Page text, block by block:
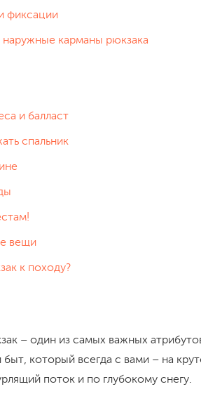
фиксации
наружные карманы рюкзака
и балласт
спальник
вещи
к походу?
– один из самых важных
который всегда с вами – на
поток и по глубокому снегу.